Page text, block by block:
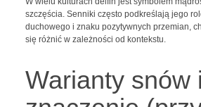
szczęścia. Senniki często podkreślają jego
duchowego i znaku pozytywnych przemian,
się różnić w zależności od kontekstu.
Warianty snów